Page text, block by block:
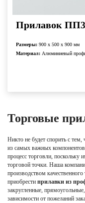
Прилавок ПП3
Размеры: 900 x 500 x 900 мм
Материал: Алюминиевый
Торговые
Никто не будет спорить с
из самых важных
процесс торговли,
торговой точки. Наша
производством
приобрести прилавки из
закругленные,
зависимости от пожеланий